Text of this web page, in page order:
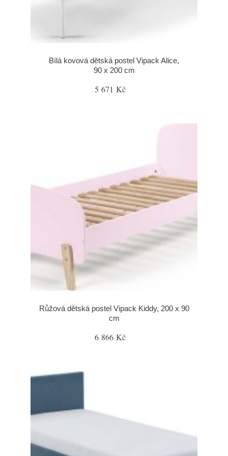
Bílá kovová dětská postel Vipack Alice,
90 x 200 cm
5 671 Kč
Růžová dětská postel Vipack Kiddy, 200 x 90
cm
6 866 Kč